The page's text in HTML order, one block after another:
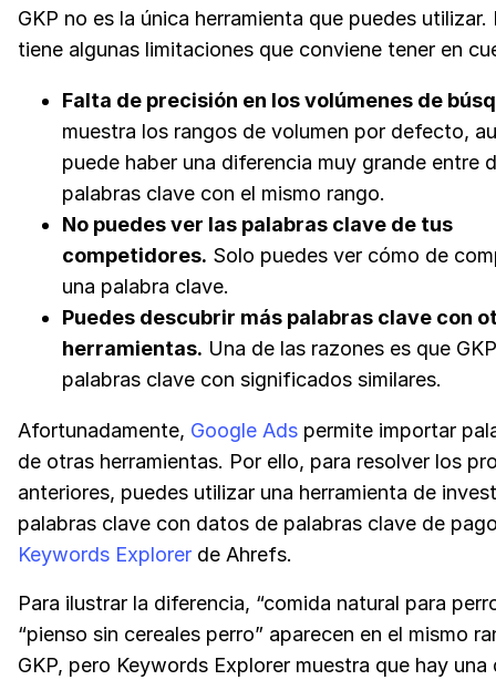
GKP no es la única herramienta que puedes utilizar.
tiene algunas limitaciones que conviene tener en
Falta de precisión en los volúmenes de
muestra los rangos de volumen por defecto,
puede haber una diferencia muy grande entre
palabras clave con el mismo rango.
No puedes ver las palabras clave de tus
competidores. Solo puedes ver cómo de
una palabra clave.
Puedes descubrir más palabras clave con
herramientas. Una de las razones es que
palabras clave con significados similares.
Afortunadamente, Google Ads permite importar
de otras herramientas. Por ello, para resolver los
anteriores, puedes utilizar una herramienta de
palabras clave con datos de palabras clave de
Keywords Explorer de Ahrefs.
Para ilustrar la diferencia, “comida natural para
“pienso sin cereales perro” aparecen en el mismo
GKP, pero Keywords Explorer muestra que hay una